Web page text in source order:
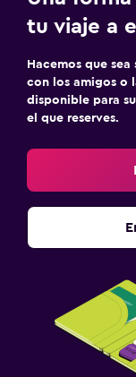
tu viaje a
Hacemos que
con los amigos o
disponible para
el que reserves.